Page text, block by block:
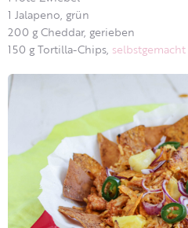
1 Jalapeno, grün
200 g Cheddar, gerieben
150 g Tortilla-Chips, selbstgemacht